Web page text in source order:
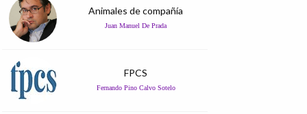
Animales de compañía
Juan Manuel De Prada
FPCS
Fernando Pino Calvo Sotelo